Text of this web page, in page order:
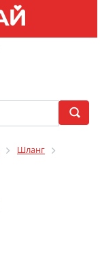
Шланг